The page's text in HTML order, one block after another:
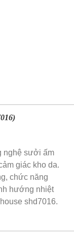
nghệ sưởi ấm
giác kho da.
chức năng
hướng nhiệt
shd7016.